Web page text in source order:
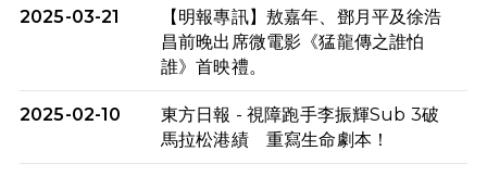
2025-03-21
【明報專訊】敖嘉年、鄧月平及徐浩
昌前晚出席微電影《猛龍傳之誰怕
誰》首映禮。
2025-02-10
東方日報 - 視障跑手李振輝Sub 3破
馬拉松港績 重寫生命劇本！